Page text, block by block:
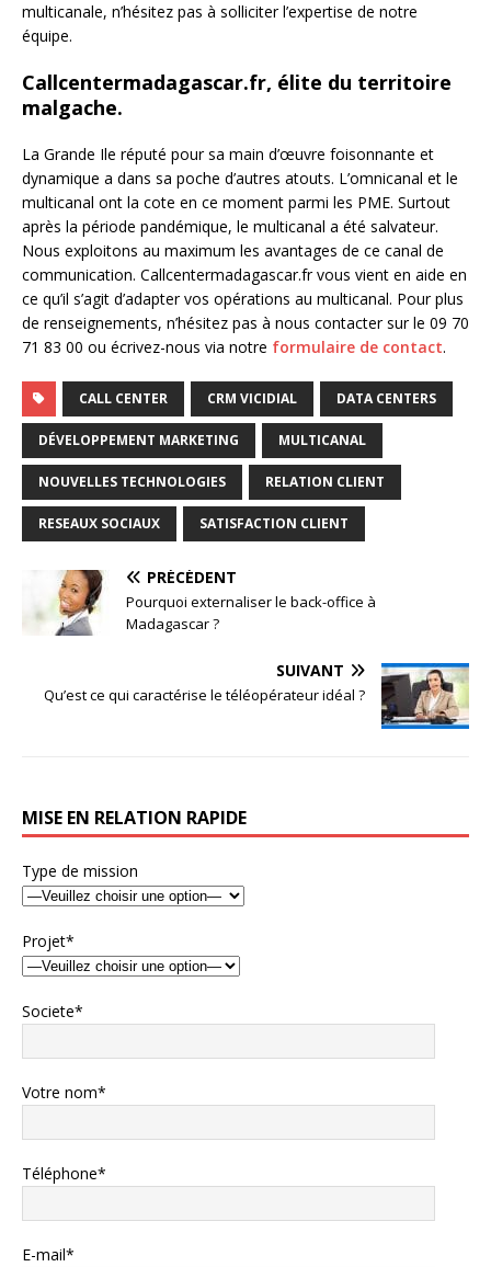
multicanale, n’hésitez pas à solliciter l’expertise de notre
équipe.
Callcentermadagascar.fr, élite du territoire
malgache.
La Grande Ile réputé pour sa main d’œuvre foisonnante et
dynamique a dans sa poche d’autres atouts. L’omnicanal et le
multicanal ont la cote en ce moment parmi les PME. Surtout
après la période pandémique, le multicanal a été salvateur.
Nous exploitons au maximum les avantages de ce canal de
communication. Callcentermadagascar.fr vous vient en aide en
ce qu’il s’agit d’adapter vos opérations au multicanal. Pour plus
de renseignements, n’hésitez pas à nous contacter sur le 09 70
71 83 00 ou écrivez-nous via notre formulaire de contact.
CALL CENTER CRM VICIDIAL DATA CENTERS
DÉVELOPPEMENT MARKETING MULTICANAL
NOUVELLES TECHNOLOGIES RELATION CLIENT
RESEAUX SOCIAUX SATISFACTION CLIENT
PRÉCÉDENT
Pourquoi externaliser le back-office à
Madagascar ?
SUIVANT
Qu’est ce qui caractérise le téléopérateur idéal ?
MISE EN RELATION RAPIDE
Type de mission
Projet*
Societe*
Votre nom*
Téléphone*
E-mail*